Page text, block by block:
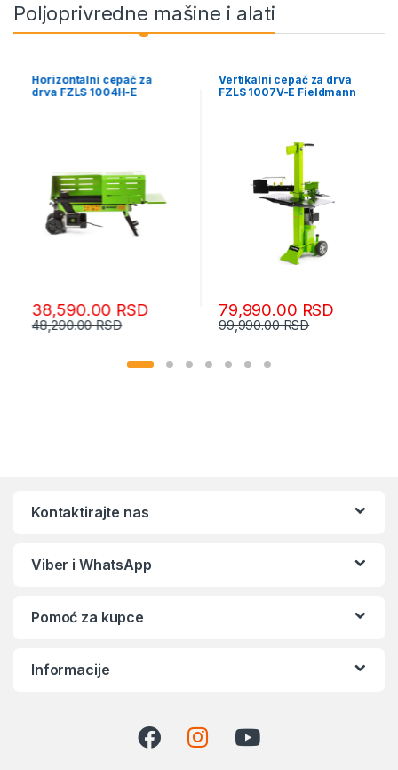
Poljoprivredne mašine i alati
Vertikalni cepač za drva
FZLS 1007V-E Fieldmann
79,990.00 RSD
99,990.00RSD
Horizontalni cepač za
drva FZLS 1005H-ET
42,890.00 RSD
48,290.00RSD
Kontaktirajte nas
Viber i WhatsApp
Pomoć za kupce
Informacije